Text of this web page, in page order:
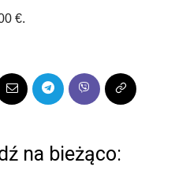
€.
na bieżąco: